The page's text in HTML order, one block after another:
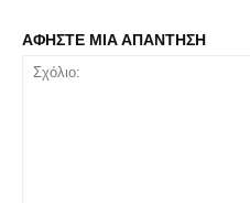
ΑΦΗΣΤΕ ΜΙΑ ΑΠΑΝΤΗΣΗ